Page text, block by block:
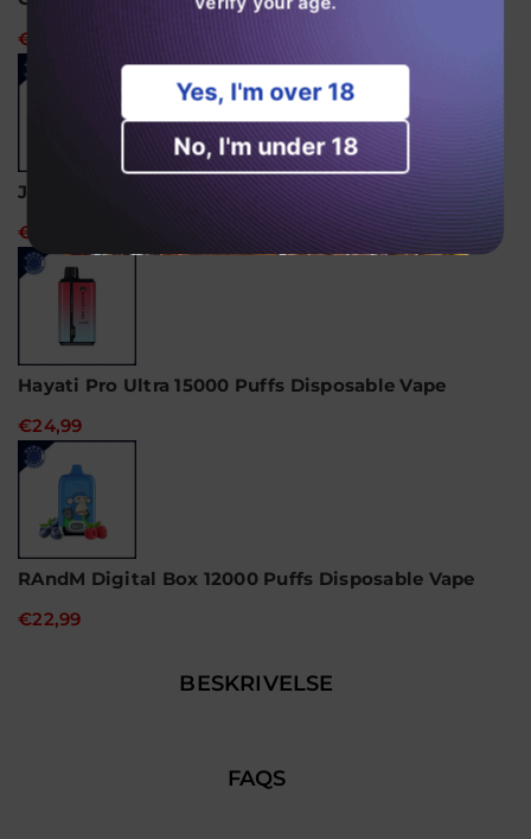
€14,99
JNR Alien 10000 Puffs Engangs Vape
€18,99
Hayati Pro Ultra 15000 Puffs Disposable Vape
€24,99
RAndM Digital Box 12000 Puffs Disposable Vape
€22,99
BESKRIVELSE
FAQS
Yes, I'm over 18
No, I'm under 18